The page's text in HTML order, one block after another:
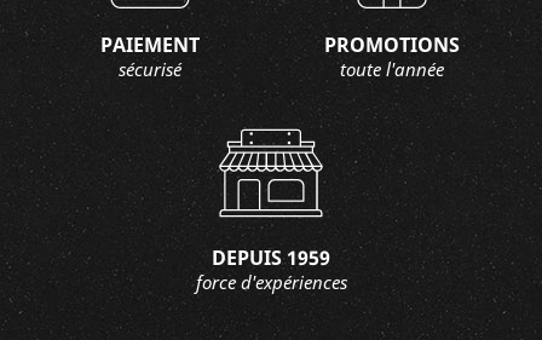
PAIEMENT
sécurisé
PROMOTIONS
toute l'année
DEPUIS 1959
force d'expériences